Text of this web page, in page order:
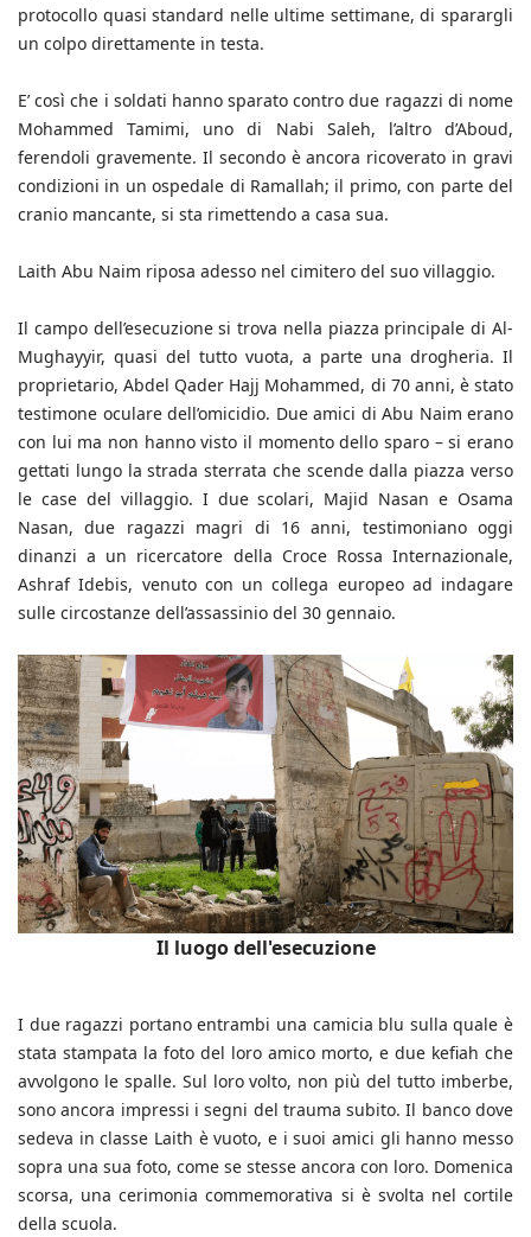
protocollo quasi standard nelle ultime settimane, di sparargli
un colpo direttamente in testa.
E’ così che i soldati hanno sparato contro due ragazzi di nome
Mohammed Tamimi, uno di Nabi Saleh, l’altro d’Aboud,
ferendoli gravemente. Il secondo è ancora ricoverato in gravi
condizioni in un ospedale di Ramallah; il primo, con parte del
cranio mancante, si sta rimettendo a casa sua.
Laith Abu Naim riposa adesso nel cimitero del suo villaggio.
Il campo dell’esecuzione si trova nella piazza principale di Al-
Mughayyir, quasi del tutto vuota, a parte una drogheria. Il
proprietario, Abdel Qader Hajj Mohammed, di 70 anni, è stato
testimone oculare dell’omicidio. Due amici di Abu Naim erano
con lui ma non hanno visto il momento dello sparo – si erano
gettati lungo la strada sterrata che scende dalla piazza verso
le case del villaggio. I due scolari, Majid Nasan e Osama
Nasan, due ragazzi magri di 16 anni, testimoniano oggi
dinanzi a un ricercatore della Croce Rossa Internazionale,
Ashraf Idebis, venuto con un collega europeo ad indagare
sulle circostanze dell’assassinio del 30 gennaio.
Il luogo dell'esecuzione
I due ragazzi portano entrambi una camicia blu sulla quale è
stata stampata la foto del loro amico morto, e due kefiah che
avvolgono le spalle. Sul loro volto, non più del tutto imberbe,
sono ancora impressi i segni del trauma subito. Il banco dove
sedeva in classe Laith è vuoto, e i suoi amici gli hanno messo
sopra una sua foto, come se stesse ancora con loro. Domenica
scorsa, una cerimonia commemorativa si è svolta nel cortile
della scuola.